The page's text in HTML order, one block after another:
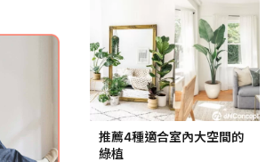
推薦4種適合室內大空間的
綠植